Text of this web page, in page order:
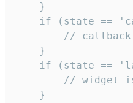
    }
if (state ==
//
    }
if (state ==
// widget
    }